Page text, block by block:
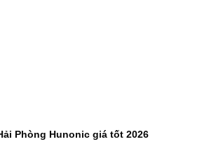
Phòng Hunonic giá tốt 2026